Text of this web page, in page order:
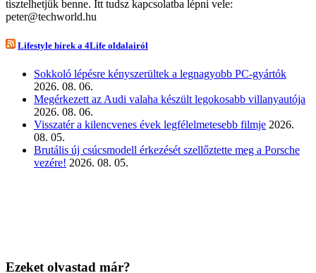
tisztelhetjük benne. Itt tudsz kapcsolatba lépni vele:
peter@techworld.hu
Lifestyle hírek a 4Life oldalairól
Sokkoló lépésre kényszerültek a legnagyobb PC-gyártók
2026. 08. 06.
Megérkezett az Audi valaha készült legokosabb villanyautója
2026. 08. 06.
Visszatér a kilencvenes évek legfélelmetesebb filmje 2026.
08. 05.
Brutális új csúcsmodell érkezését szellőztette meg a Porsche
vezére! 2026. 08. 05.
Ezeket olvastad már?